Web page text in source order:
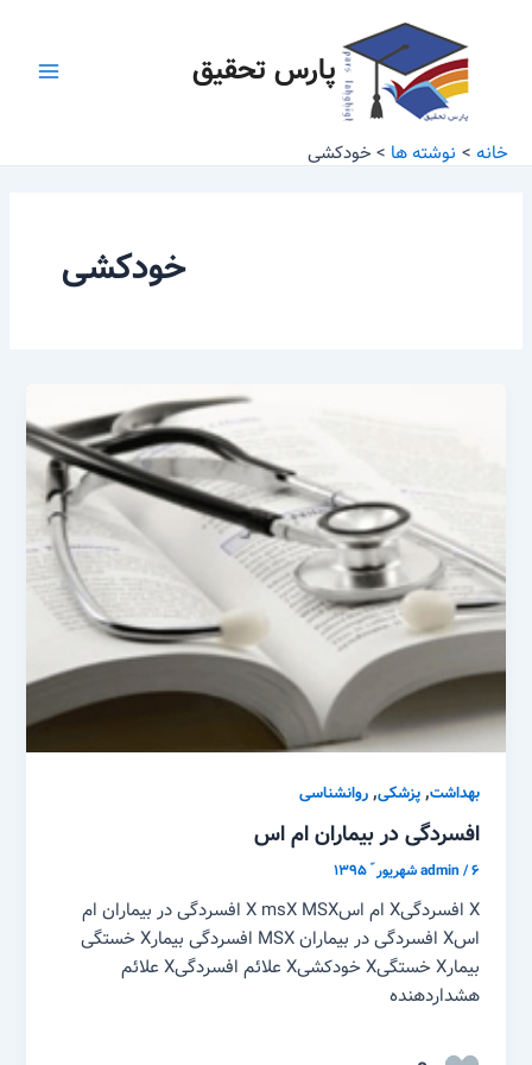
پارس تحقیق
خانه نوشته ها خودکشی
خودکشی
بهداشت,پزشکی,روانشناسی
افسردگی در بیماران ام اس
admin/۶ شهریور ّ ۱۳۹۵
X افسردگیX ام اسX msX MSX افسردگی در بیماران ام
اسX افسردگی در بیماران MSX افسردگی بیمارX خستگی
بیمارX خستگیX خودکشیX علائم افسردگیX علائم
هشداردهنده